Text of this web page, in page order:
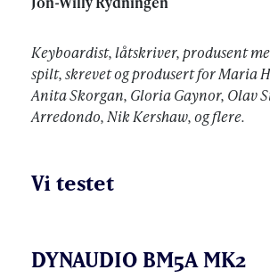
Keyboardist, låtskriver, produsent
spilt, skrevet og produsert for Maria
Anita Skorgan, Gloria Gaynor, Olav
Arredondo, Nik Kershaw, og flere.
Vi testet
DYNAUDIO BM5A MK2